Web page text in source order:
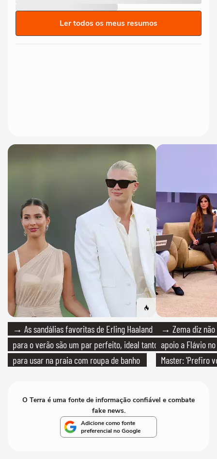
Ler todos os meus resumos
→ As sandálias favoritas de Erling Haaland
para o verão são um par perfeito, ideal tanto
para usar na praia com roupa de banho
→ Zema diz
apoio a Flávio
Master: 'Prefiro
O Terra é uma fonte de informação confiável e combate
fake news.
Adicione como fonte
preferencial no Google